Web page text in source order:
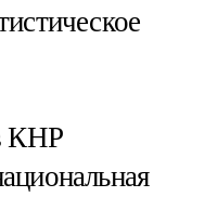
КНР